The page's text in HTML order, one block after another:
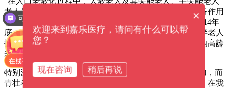
老人总数的不断持续增长，对家中和社会发展的养老服务作用
明确提出了高些的挑戰。”依据白皮书数据统计，截止2014年
底，在我国80岁之上的老人达2400多万元，失能老人、半老人
护理近4000万人；预估到2050年之后，在我国80岁之上的高龄
老人可能维持在一亿人这一经营规模上。
特别注意的是，在我国“高龄化”困境刻不容缓，老人增加，而
青壮者渐减，老龄化问题更加不容乐观。数据信息表明，在我
×
欢迎来到嘉乐医疗，请问有什么可以帮
您？
现在咨询 稍后再说